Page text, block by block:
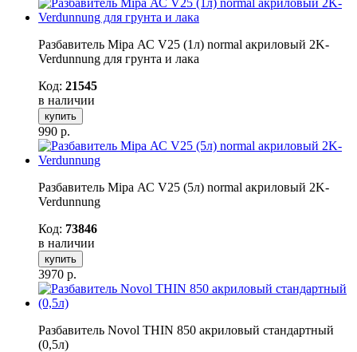
Разбавитель Mipa АС V25 (1л) normal акриловый 2K-
Verdunnung для грунта и лака
Код: 21545
в наличии
купить
990 р.
Разбавитель Mipa АС V25 (5л) normal акриловый 2K-
Verdunnung
Код: 73846
в наличии
купить
3970 р.
Разбавитель Novol THIN 850 акриловый стандартный
(0,5л)